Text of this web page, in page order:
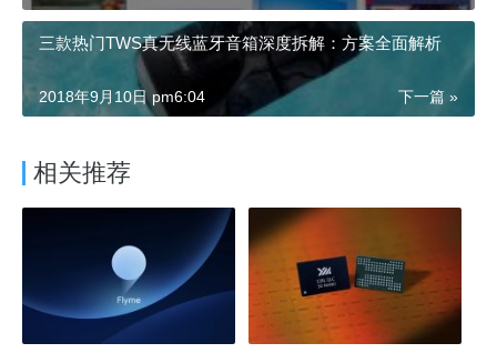
三款热门TWS真无线蓝牙音箱深度拆解：方案全面解析
下一篇 »
2018年9月10日 pm6:04
相关推荐